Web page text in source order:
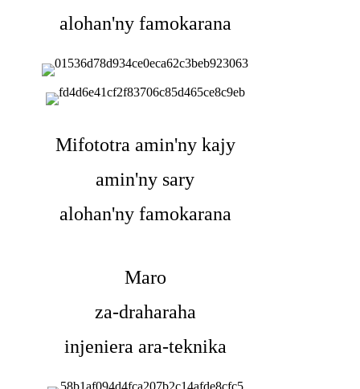
alohan'ny famokarana
Mifototra amin'ny kajy
amin'ny sary
alohan'ny famokarana
Maro
za-draharaha
injeniera ara-teknika